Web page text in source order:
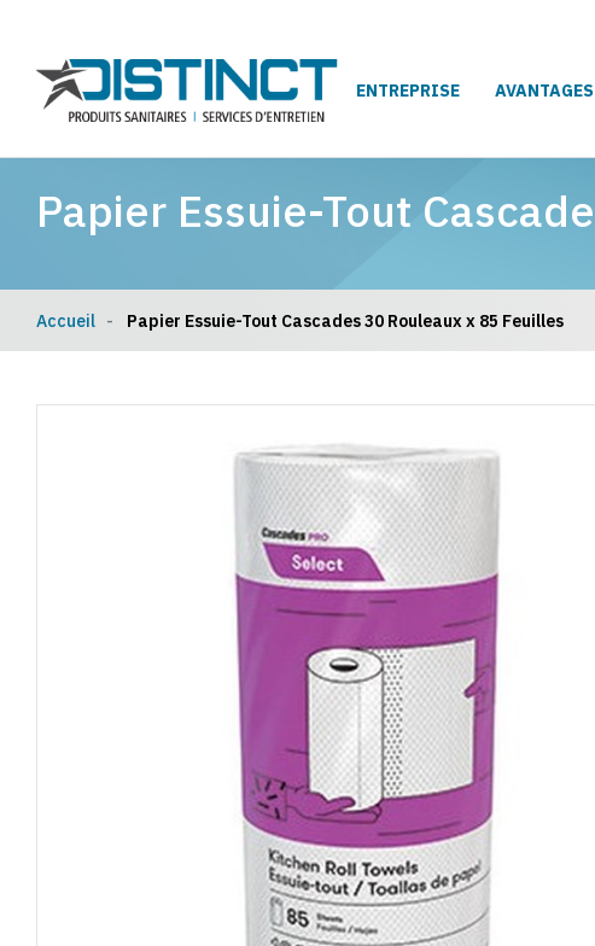
ENTREPRISE AVANTAGES
Papier Essuie-Tout
Accueil Papier Essuie-Tout Cascades 30 Rouleaux x 85 Feuilles